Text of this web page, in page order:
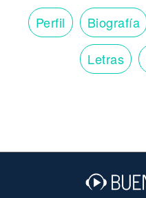
Perfil Biografía
Letras